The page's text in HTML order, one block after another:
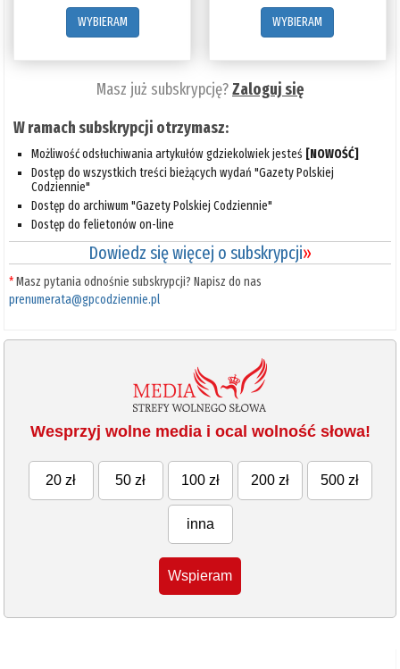
WYBIERAM
WYBIERAM
Masz już subskrypcję?Zaloguj się
W ramach subskrypcji otrzymasz:
Możliwość odsłuchiwania artykułów gdziekolwiek jesteś [NOWOŚĆ]
Dostęp do wszystkich treści bieżących wydań "Gazety Polskiej
Codziennie"
Dostęp do archiwum "Gazety Polskiej Codziennie"
Dostęp do felietonów on-line
Dowiedz się więcej o subskrypcji»
*Masz pytania odnośnie subskrypcji? Napisz do nas
prenumerata@gpcodziennie.pl
Wesprzyj wolne media i ocal wolność słowa!
20 zł 50 zł 100 zł 200 zł 500 zł
inna
Wspieram